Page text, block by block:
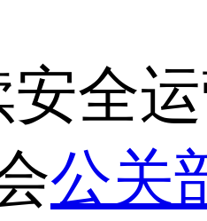
全
公关